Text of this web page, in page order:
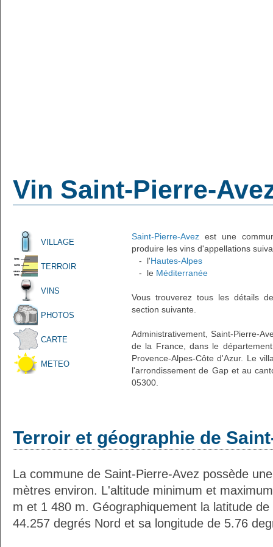
Vin Saint-Pierre-
VILLAGE
TERROIR
VINS
PHOTOS
CARTE
METEO
Saint-Pierre-Avez est une
produire les vins d'appellations
- l'Hautes-Alpes
- le Méditerranée
Vous trouverez tous les détails
section suivante.
Administrativement, Saint-Pierre-
de la France, dans le
Provence-Alpes-Côte d'Azur. Le
l'arrondissement de Gap et au
05300.
Terroir et géographie de
La commune de Saint-Pierre-Avez possède
mètres environ. L'altitude minimum et
m et 1 480 m. Géographiquement la latitude
44.257 degrés Nord et sa longitude de 5.76